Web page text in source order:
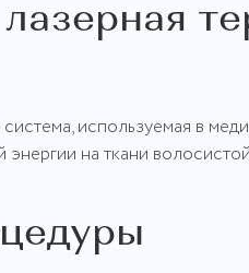
используемая в
на ткани